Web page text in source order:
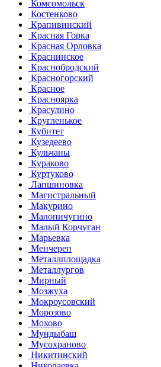
Комсомольск
Костенково
Крапивинский
Красная Горка
Красная Орловка
Краснинское
Краснобродский
Красногорский
Красное
Красноярка
Красулино
Кругленькое
Кубитет
Кузедеево
Кульчаны
Кураково
Куртуково
Лапшиновка
Магистральный
Макурино
Малопичугино
Малый Корчуган
Марьевка
Менчереп
Металлплощадка
Металлургов
Мирный
Мозжуха
Мокроусовский
Морозово
Мохово
Мундыбаш
Мусохраново
Никитинский